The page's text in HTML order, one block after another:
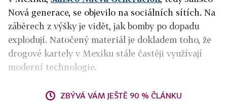
Nová generace, se objevilo na sociálních sítích. Na
záběrech z výšky je vidět, jak bomby po dopadu
explodují. Natočený materiál je dokladem toho, že
drogové kartely v Mexiku stále častěji využívají
moderní technologie.
ZBÝVÁ VÁM JEŠTĚ 90 % ČLÁNKU